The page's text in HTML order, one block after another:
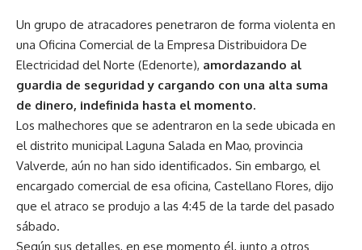
Un grupo de atracadores penetraron de forma violenta en
una Oficina Comercial de la Empresa Distribuidora De
Electricidad del Norte (Edenorte), amordazando al
guardia de seguridad y cargando con una alta suma
de dinero, indefinida hasta el momento.
Los malhechores que se adentraron en la sede ubicada en
el distrito municipal Laguna Salada en Mao, provincia
Valverde, aún no han sido identificados. Sin embargo, el
encargado comercial de esa oficina, Castellano Flores, dijo
que el atraco se produjo a las 4:45 de la tarde del pasado
sábado.
Según sus detalles, en ese momento él, junto a otros